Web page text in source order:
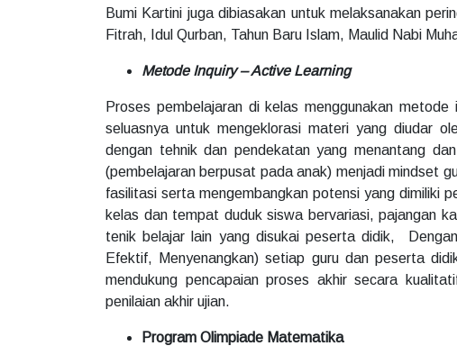
Bumi Kartini juga dibiasakan untuk melaksanakan
Fitrah, Idul Qurban, Tahun Baru Islam, Maulid Nabi
Metode Inquiry – Active Learning
Proses pembelajaran di kelas menggunakan
seluasnya untuk mengeklorasi materi yang diudar
dengan tehnik dan pendekatan yang menantang
(pembelajaran berpusat pada anak) menjadi mindset
fasilitasi serta mengembangkan potensi yang dimiliki
kelas dan tempat duduk siswa bervariasi, pajangan
tenik belajar lain yang disukai peserta didik,
Efektif, Menyenangkan) setiap guru dan peserta
mendukung pencapaian proses akhir secara
penilaian akhir ujian.
Program Olimpiade Matematika